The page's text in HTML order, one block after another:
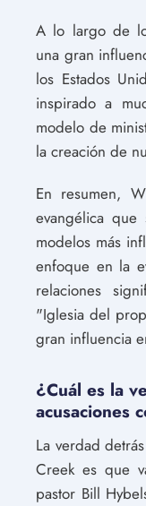
A lo largo de
una gran
los Estados
inspirado a
modelo de
la creación de
En resumen,
evangélica
modelos más
enfoque en la
relaciones
"Iglesia del
gran influencia
¿Cuál es la
acusaciones
La verdad
Creek es que
pastor Bill